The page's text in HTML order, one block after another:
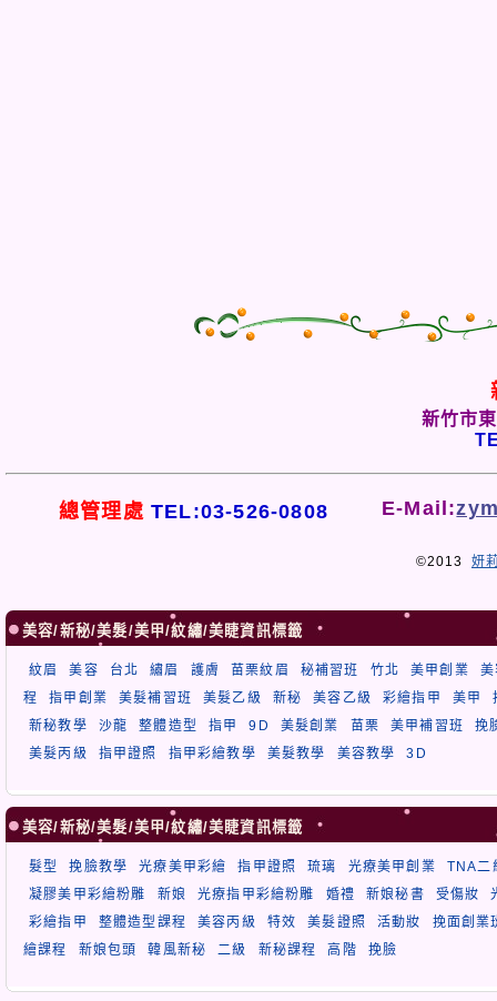
新竹市
總管理處 TEL:03-526-0808 E-Mail:
©2013 妍
美容/新秘/美髮/美甲/紋繡/美睫資訊標籤
紋眉 美容 台北 繡眉 護膚 苗栗紋眉 秘補習班 竹北 美甲創業
程
指甲創業 美髮補習班 美髮乙級 新秘 美容乙級 彩繪指甲 美甲
新秘教學
沙龍 整體造型 指甲 9D 美髮創業 苗栗 美甲補習班
挽
美髮丙級
指甲證照 指甲彩繪教學 美髮教學 美容教學 3D
美容/新秘/美髮/美甲/紋繡/美睫資訊標籤
髮型 挽臉教學 光療美甲彩繪 指甲證照 琉璃 光療美甲創業
TNA二
凝膠美甲彩繪粉雕
新娘 光療指甲彩繪粉雕 婚禮 新娘秘書 受傷妝
彩繪指甲
整體造型課程 美容丙級 特效 美髮證照 活動妝
挽面創業
繪課程
新娘包頭 韓風新秘 二級 新秘課程 高階 挽臉